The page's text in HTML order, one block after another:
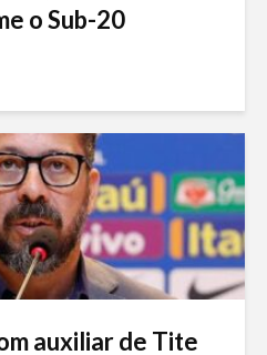
o Sub-20
auxiliar de Tite